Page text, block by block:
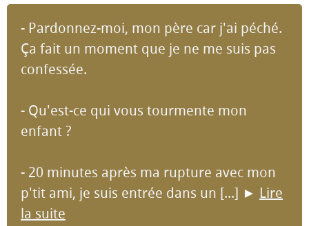
- Pardonnez-moi, mon père car j'ai péché.
Ça fait un moment que je ne me suis pas
confessée.
- Qu'est-ce qui vous tourmente mon
enfant ?
- 20 minutes après ma rupture avec mon
p'tit ami, je suis entrée dans un [...] ► Lire
la suite